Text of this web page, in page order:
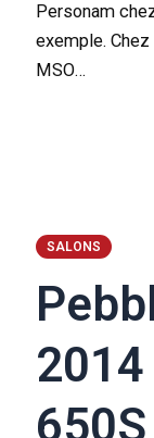
Personam
exemple. Chez
MSO…
SALONS